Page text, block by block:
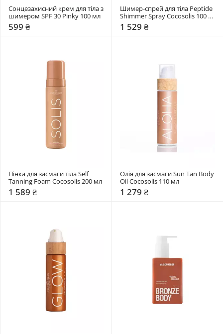
Сонцезахисний крем для тіла з
599 ₴
Шимер-спрей для тіла Peptide
Shimmer Spray Cocosolis 100
мл
1 529 ₴
Пінка для засмаги тіла Self
1 589 ₴
Олія для засмаги Sun Tan Body
1 279 ₴